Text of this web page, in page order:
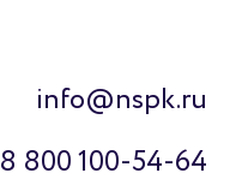
info@nspk.ru
8 800 100-54-64